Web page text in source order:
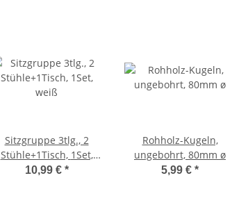
Sitzgruppe 3tlg., 2
Stühle+1Tisch, 1Set,
weiß
10,99 € *
Rohholz-Kugeln,
ungebohrt, 80mm ø
5,99 € *